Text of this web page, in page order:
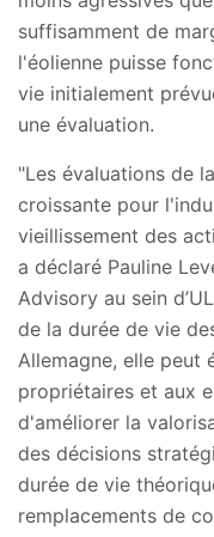
suffisamment de
l'éolienne puisse
vie initialement
une évaluation.
"Les évaluations de
croissante pour
vieillissement des
a déclaré Pauline
Advisory au sein
de la durée de vie
Allemagne, elle peut
propriétaires et aux
d'améliorer la
des décisions
durée de vie
remplacements de